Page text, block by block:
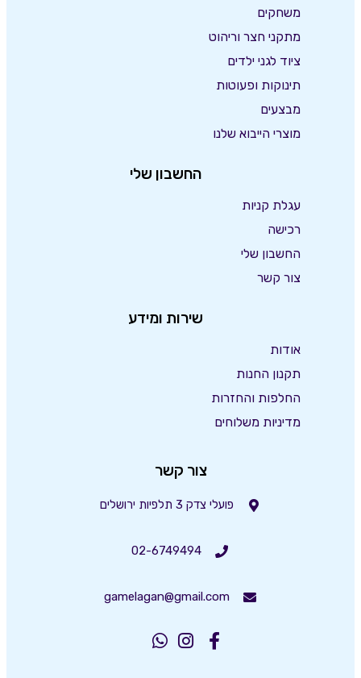
משחקים
מתקני חצר וריהוט
ציוד לגני ילדים
תינוקות ופעוטות
מבצעים
מוצרי הייבוא שלנו
החשבון שלי
עגלת קניות
רכישה
החשבון שלי
צור קשר
שירות ומידע
אודות
תקנון החנות
החלפות והחזרות
מדיניות משלוחים
צור קשר
פועלי צדק 3 תלפיות ירושלים
02-6749494
gamelagan@gmail.com